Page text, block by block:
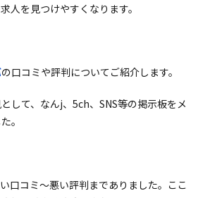
人を見つけやすくなります。
の口コミや評判についてご紹介します。
して、なんj、5ch、SNS等の掲示板をメ
。
口コミ～悪い評判までありました。ここ